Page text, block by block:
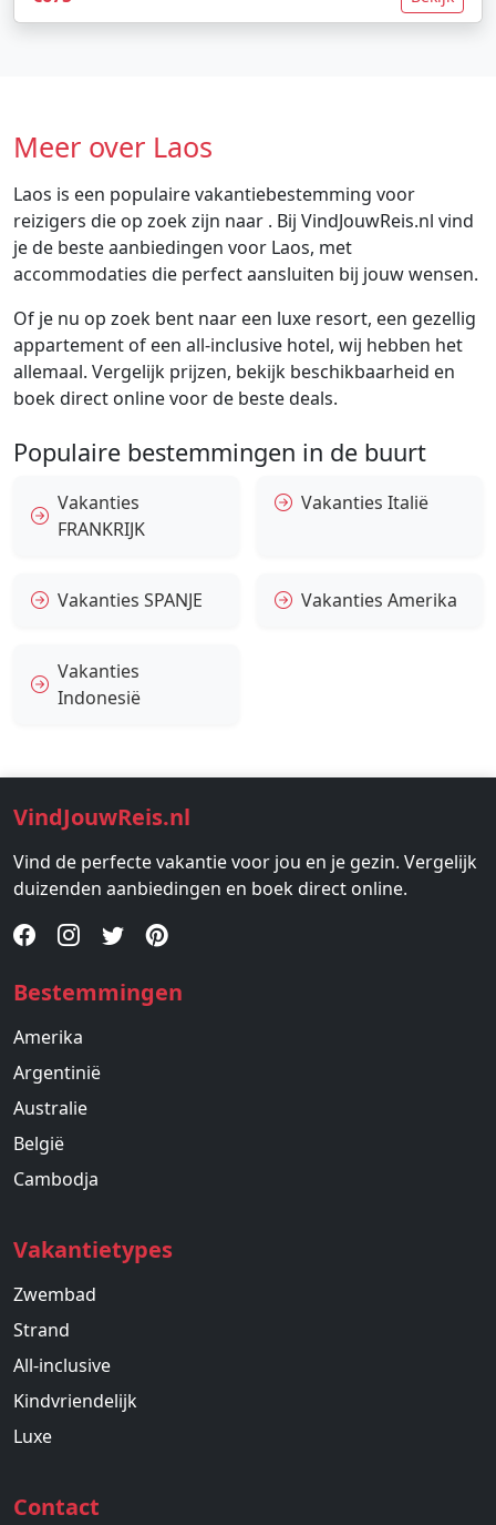
Meer over Laos
Laos is een populaire vakantiebestemming voor
reizigers die op zoek zijn naar . Bij VindJouwReis.nl vind
je de beste aanbiedingen voor Laos, met
accommodaties die perfect aansluiten bij jouw wensen.
Of je nu op zoek bent naar een luxe resort, een gezellig
appartement of een all-inclusive hotel, wij hebben het
allemaal. Vergelijk prijzen, bekijk beschikbaarheid en
boek direct online voor de beste deals.
Populaire bestemmingen in de buurt
Vakanties
FRANKRIJK
Vakanties Italië
Vakanties SPANJE Vakanties Amerika
Vakanties
Indonesië
VindJouwReis.nl
Vind de perfecte vakantie voor jou en je gezin. Vergelijk
duizenden aanbiedingen en boek direct online.
Bestemmingen
Amerika
Argentinië
Australie
België
Cambodja
Vakantietypes
Zwembad
Strand
All-inclusive
Kindvriendelijk
Luxe
Contact